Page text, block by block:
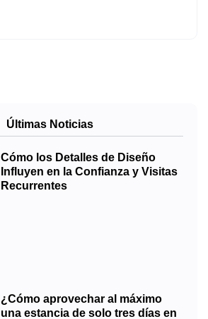
Últimas Noticias
Cómo los Detalles de Diseño
Influyen en la Confianza y Visitas
Recurrentes
¿Cómo aprovechar al máximo
una estancia de solo tres días en